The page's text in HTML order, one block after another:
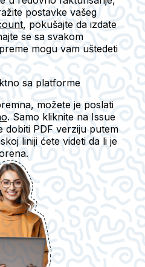
postavke vašeg
, pokušajte da izdate
se sa svakom
mogu vam uštedeti
sa platforme
možete je poslati
. Samo kliknite na Issue
dobiti PDF verziju putem
liniji ćete videti da li je